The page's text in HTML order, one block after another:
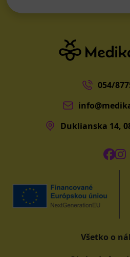
054/
Duklianska 14,
Všetko o